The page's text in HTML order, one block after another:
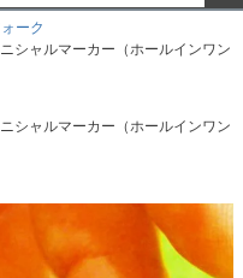
ーク
シャルマーカー（ホールインワン
シャルマーカー（ホールインワン